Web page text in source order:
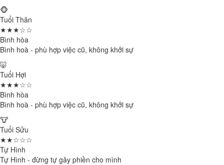
🐵
Tuổi Thân
★★★☆☆
Bình hòa
Bình hoà - phù hợp việc cũ, không khởi sự
🐷
Tuổi Hợi
★★★☆☆
Bình hòa
Bình hoà - phù hợp việc cũ, không khởi sự
🐮
Tuổi Sửu
★★☆☆☆
Tự Hình
Tự Hình - đừng tự gây phiền cho mình